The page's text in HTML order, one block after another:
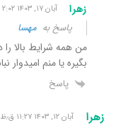
زهرا آبان ۱۷, ۱۴۰۳ ۲:۰۲ ب٫ظ
پاسخ به مهسا
من همه شرایط بالا
بگیره یا منم امیدوار
پاسخ
زهرا آبان ۱۲, ۱۴۰۳ ۱۱:۲۷ ق٫ظ